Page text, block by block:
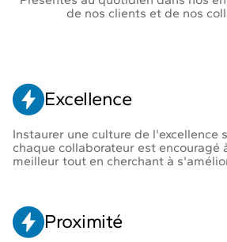
de nos clients et de nos
Excellence
Instaurer une culture de l'excellence
chaque collaborateur est encouragé
meilleur tout en cherchant à
Proximité